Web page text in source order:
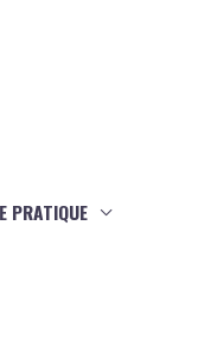
PRATIQUE